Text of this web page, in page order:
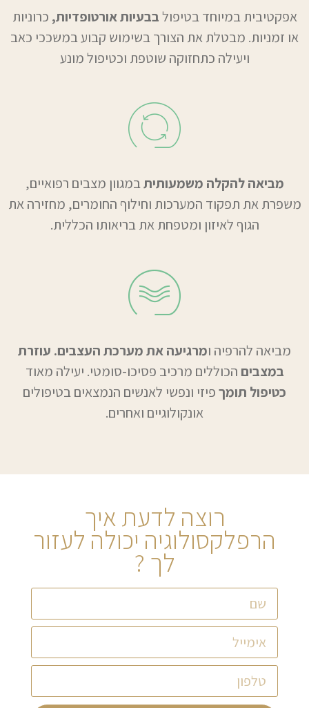
אפקטיבית במיוחד בטיפולבבעיות אורטופדיות, כרוניות
או זמניות. מבטלת את הצורך בשימוש קבוע במשככי כאב
ויעילה כתחזוקה שוטפת וכטיפול מונע
מביאה להקלה משמעותיתבמגוון מצבים רפואיים,
משפרת את תפקוד המערכות וחילוף החומרים, מחזירה את
הגוף לאיזון ומטפחת את בריאותו הכללית.
מביאה להרפיה ומרגיעה את מערכת העצבים. עוזרת
במצבים הכוללים מרכיב פסיכו-סומטי. יעילה מאוד
כטיפול תומךפיזי ונפשי לאנשים הנמצאים בטיפולים
אונקולוגיים ואחרים.
רוצה לדעת איך
הרפלקסולוגיה יכולה לעזור
לך ?